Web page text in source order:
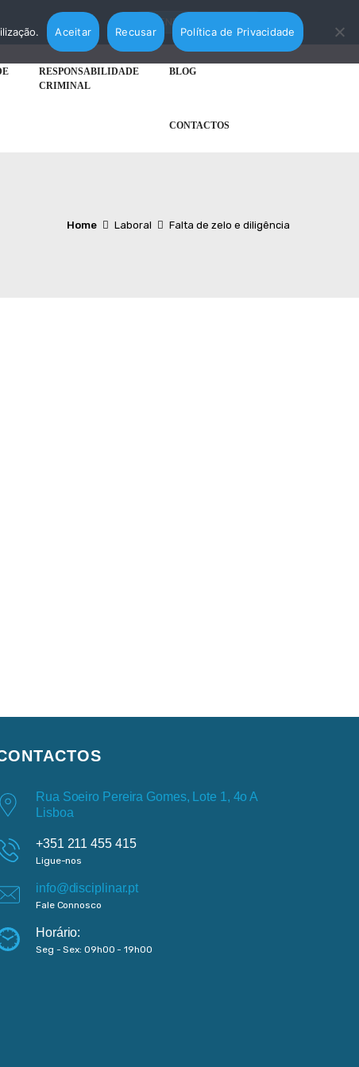
AGENDAR MARCAÇÃO
RESPONSABILIDADE
CRIMINAL
BLOG
CONTACTOS
Home Laboral Falta de zelo e diligência
Rua Soeiro Pereira Gomes, Lote 1, 4o A
Lisboa
+351 211 455 415
Ligue-nos
info@disciplinar.pt
Fale Connosco
Horário:
Seg - Sex: 09h00 - 19h00
Aceitar Recusar Política de Privacidade